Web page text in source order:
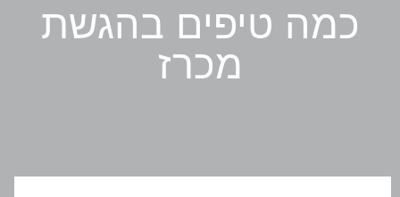
כמה טיפים בהגשת
מכרז